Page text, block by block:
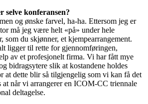
selve konferansen?
og ønske farvel, ha-ha. Ettersom jeg er
må jeg være helt «på» under hele
som du skjønner, et kjempearrangement.
ligger til rette for gjennomføringen,
av et profesjonelt firma. Vi har fått mye
bidragsytere slik at kostandene holdes
at dette blir så tilgjengelig som vi kan få det
når vi arrangerer en ICOM-CC triennale
deltagelse.